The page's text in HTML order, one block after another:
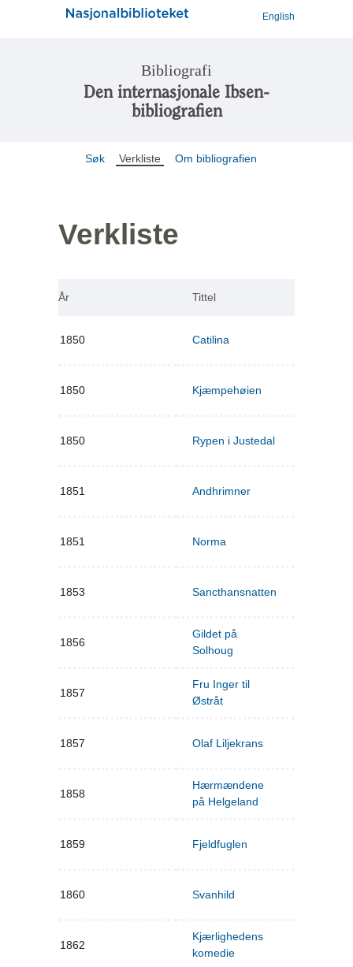
English
Bibliografi
Den internasjonale Ibsen-
bibliografien
Søk Verkliste Om bibliografien
Verkliste
År Tittel
1850 Catilina
1850 Kjæmpehøien
1850 Rypen i Justedal
1851 Andhrimner
1851 Norma
1853 Sancthansnatten
1856
Gildet på
Solhoug
1857
Fru Inger til
Østråt
1857 Olaf Liljekrans
1858
Hærmændene
på Helgeland
1859 Fjeldfuglen
1860 Svanhild
1862
Kjærlighedens
komedie